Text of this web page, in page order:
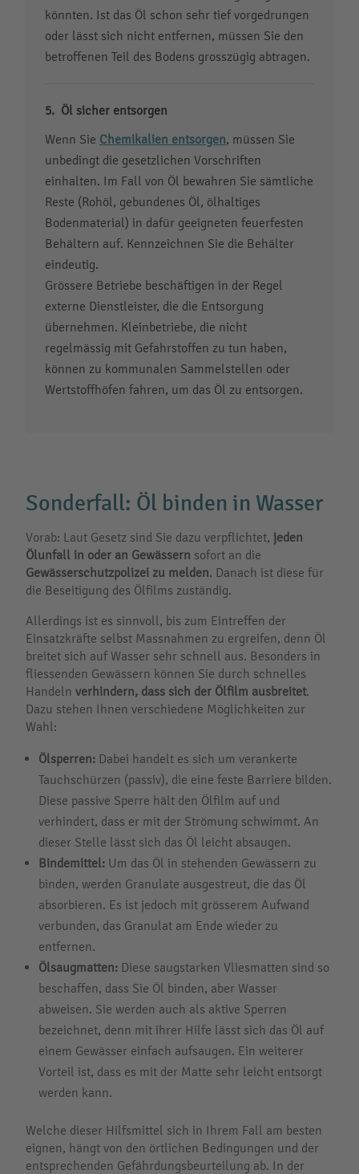
könnten. Ist das Öl schon sehr tief vorgedrungen
oder lässt sich nicht entfernen, müssen Sie den
betroffenen Teil des Bodens grosszügig abtragen.
Öl sicher entsorgen
Wenn Sie Chemikalien entsorgen, müssen Sie
unbedingt die gesetzlichen Vorschriften
einhalten. Im Fall von Öl bewahren Sie sämtliche
Reste (Rohöl, gebundenes Öl, ölhaltiges
Bodenmaterial) in dafür geeigneten feuerfesten
Behältern auf. Kennzeichnen Sie die Behälter
eindeutig.
Grössere Betriebe beschäftigen in der Regel
externe Dienstleister, die die Entsorgung
übernehmen. Kleinbetriebe, die nicht
regelmässig mit Gefahrstoffen zu tun haben,
können zu kommunalen Sammelstellen oder
Wertstoffhöfen fahren, um das Öl zu entsorgen.
Sonderfall: Öl binden in Wasser
Vorab: Laut Gesetz sind Sie dazu verpflichtet, jeden
Ölunfall in oder an Gewässern sofort an die
Gewässerschutzpolizei zu melden. Danach ist diese für
die Beseitigung des Ölfilms zuständig.
Allerdings ist es sinnvoll, bis zum Eintreffen der
Einsatzkräfte selbst Massnahmen zu ergreifen, denn Öl
breitet sich auf Wasser sehr schnell aus. Besonders in
fliessenden Gewässern können Sie durch schnelles
Handeln verhindern, dass sich der Ölfilm ausbreitet.
Dazu stehen Ihnen verschiedene Möglichkeiten zur
Wahl:
Ölsperren: Dabei handelt es sich um verankerte
Tauchschürzen (passiv), die eine feste Barriere bilden.
Diese passive Sperre hält den Ölfilm auf und
verhindert, dass er mit der Strömung schwimmt. An
dieser Stelle lässt sich das Öl leicht absaugen.
Bindemittel: Um das Öl in stehenden Gewässern zu
binden, werden Granulate ausgestreut, die das Öl
absorbieren. Es ist jedoch mit grösserem Aufwand
verbunden, das Granulat am Ende wieder zu
entfernen.
Ölsaugmatten: Diese saugstarken Vliesmatten sind so
beschaffen, dass Sie Öl binden, aber Wasser
abweisen. Sie werden auch als aktive Sperren
bezeichnet, denn mit ihrer Hilfe lässt sich das Öl auf
einem Gewässer einfach aufsaugen. Ein weiterer
Vorteil ist, dass es mit der Matte sehr leicht entsorgt
werden kann.
Welche dieser Hilfsmittel sich in Ihrem Fall am besten
eignen, hängt von den örtlichen Bedingungen und der
entsprechenden Gefährdungsbeurteilung ab. In der